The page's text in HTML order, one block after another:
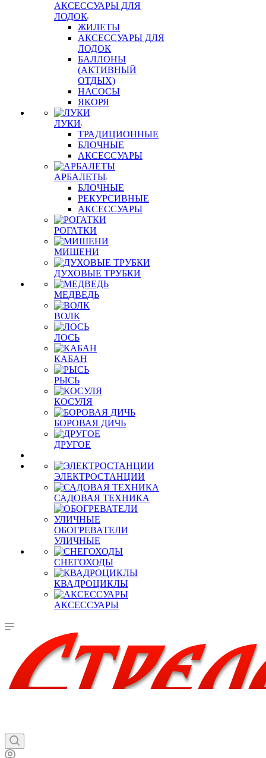
АКСЕССУАРЫ ДЛЯ
ЛОДОК
ЖИЛЕТЫ
АКСЕССУАРЫ ДЛЯ
ЛОДОК
БАЛЛОНЫ
(АКТИВНЫЙ
ОТДЫХ)
НАСОСЫ
ЯКОРЯ
ЛУКИ
ТРАДИЦИОННЫЕ
БЛОЧНЫЕ
АКСЕССУАРЫ
АРБАЛЕТЫ
БЛОЧНЫЕ
РЕКУРСИВНЫЕ
АКСЕССУАРЫ
РОГАТКИ
МИШЕНИ
ДУХОВЫЕ ТРУБКИ
МЕДВЕДЬ
ВОЛК
ЛОСЬ
КАБАН
РЫСЬ
КОСУЛЯ
БОРОВАЯ ДИЧЬ
ДРУГОЕ
ЭЛЕКТРОСТАНЦИИ
САДОВАЯ ТЕХНИКА
ОБОГРЕВАТЕЛИ
УЛИЧНЫЕ
СНЕГОХОДЫ
КВАДРОЦИКЛЫ
АКСЕССУАРЫ